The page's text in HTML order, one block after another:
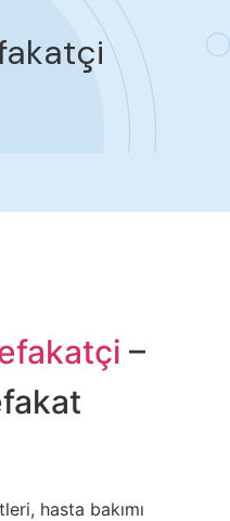
–
hasta bakımı